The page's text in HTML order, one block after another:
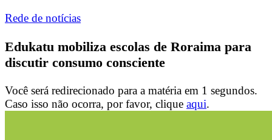
Rede de notícias
Edukatu mobiliza escolas de Roraima para
discutir consumo consciente
Você será redirecionado para a matéria em 1 segundos.
Caso isso não ocorra, por favor, clique aqui.